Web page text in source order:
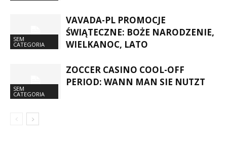
SEM
CATEGORIA
VAVADA-PL PROMOCJE
ŚWIĄTECZNE: BOŻE NARODZENIE,
WIELKANOC, LATO
SEM
CATEGORIA
ZOCCER CASINO COOL-OFF
PERIOD: WANN MAN SIE NUTZT